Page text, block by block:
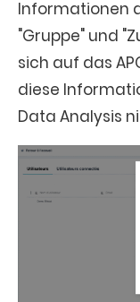
Informationen
"Gruppe" und
sich auf das
diese
Data Analysis